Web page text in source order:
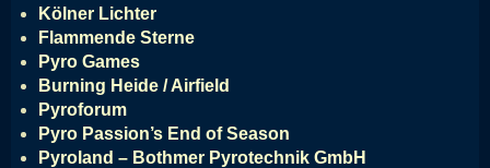
Kölner Lichter
Flammende Sterne
Pyro Games
Burning Heide / Airfield
Pyroforum
Pyro Passion’s End of Season
Pyroland – Bothmer Pyrotechnik GmbH